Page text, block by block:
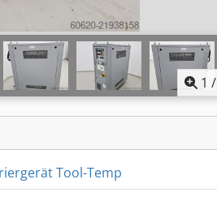
1 /
Tool-Temp